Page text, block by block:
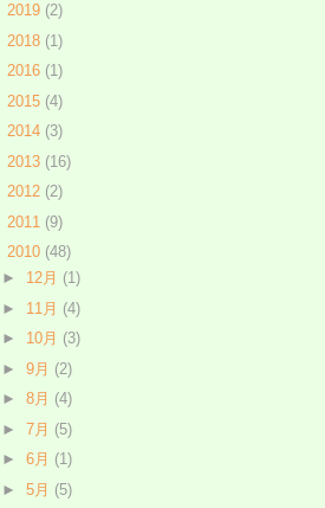
2019 (2)
2018 (1)
2016 (1)
2015 (4)
2014 (3)
2013 (16)
2012 (2)
2011 (9)
2010 (48)
► 12月 (1)
► 11月 (4)
► 10月 (3)
► 9月 (2)
► 8月 (4)
► 7月 (5)
► 6月 (1)
► 5月 (5)